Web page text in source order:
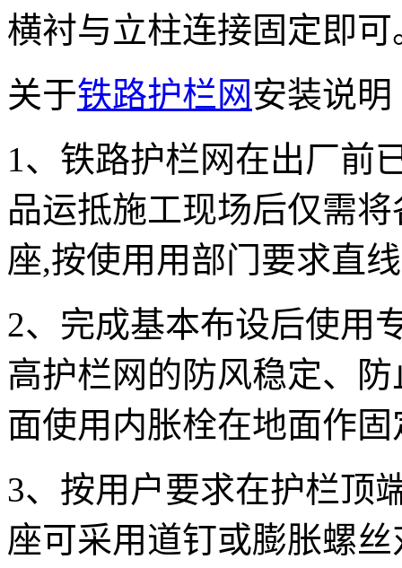
横衬与立柱连接固定即可
关于铁路护栏网安装说明
1、铁路护栏网在出厂前
品运抵施工现场后仅需
座,按使用用部门要求直
2、完成基本布设后使用
高护栏网的防风稳定、
面使用内胀栓在地面作固
3、按用户要求在护栏顶
座可采用道钉或膨胀螺